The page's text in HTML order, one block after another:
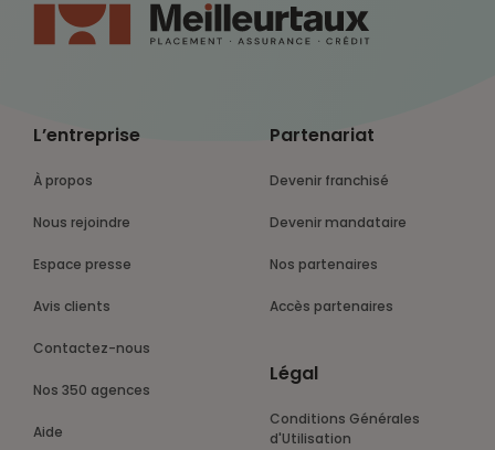
L’entreprise
À propos
Nous rejoindre
Espace presse
Avis clients
Contactez-nous
Nos 350 agences
Aide
Partenariat
Devenir franchisé
Devenir mandataire
Nos partenaires
Accès partenaires
Légal
Conditions Générales
d'Utilisation